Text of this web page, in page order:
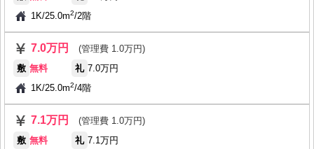
1K/25.0m2/2階
7.0万円
(管理費 1.0万円)
敷 無料 礼 7.0万円
1K/25.0m2/4階
7.1万円
(管理費 1.0万円)
敷 無料 礼 7.1万円